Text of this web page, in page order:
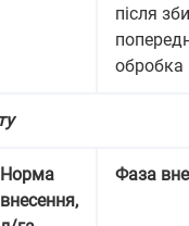
після
обробка
Норма
внесення,
Фаза